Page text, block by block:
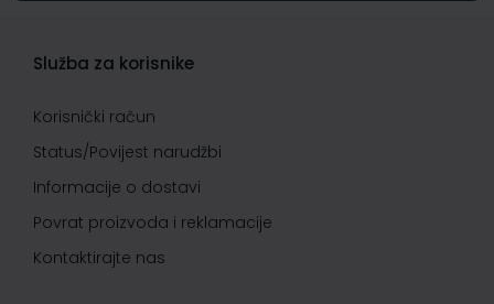
Služba za korisnike
Korisnički račun
Status/Povijest narudžbi
Informacije o dostavi
Povrat proizvoda i reklamacije
Kontaktirajte nas